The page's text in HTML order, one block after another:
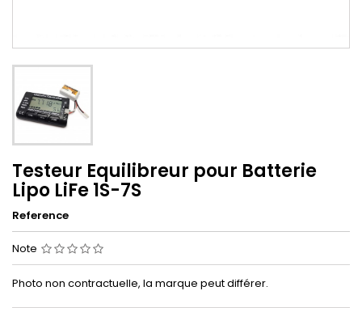
Testeur Equilibreur pour Batterie
Lipo LiFe 1S-7S
Reference
Note
Photo non contractuelle, la marque peut différer.